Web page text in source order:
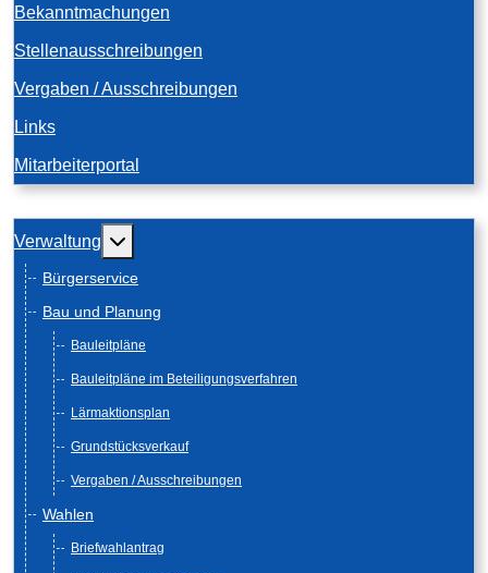
Bekanntmachungen
Stellenausschreibungen
Vergaben / Ausschreibungen
Links
Mitarbeiterportal
Verwaltung Weitere Informationen: Verwaltung
Bürgerservice
Bau und Planung
Bauleitpläne
Bauleitpläne im Beteiligungsverfahren
Lärmaktionsplan
Grundstücksverkauf
Vergaben / Ausschreibungen
Wahlen
Briefwahlantrag